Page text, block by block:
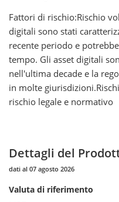
Fattori di rischio:Rischio
digitali sono stati
recente periodo e
tempo. Gli asset digitali
nell'ultima decade e la
in molte
rischio legale e normativo
Dettagli del
dati al 07 agosto 2026
Valuta di riferimento